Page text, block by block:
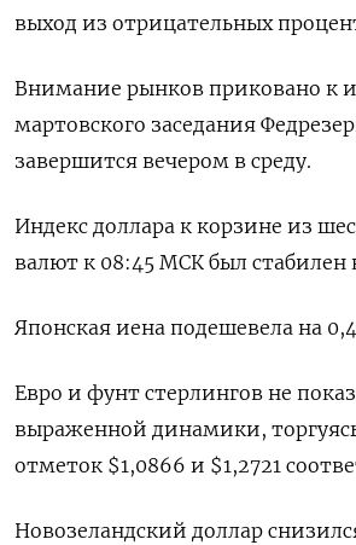
выход из отрицательных
Внимание рынков приковано к
мартовского заседания
завершится вечером в среду.
Индекс доллара к корзине из
валют к 08:45 МСК был стабилен
Японская иена подешевела на
Евро и фунт стерлингов не
выраженной динамики,
отметок $1,0866​ и $1,2721
Новозеландский доллар